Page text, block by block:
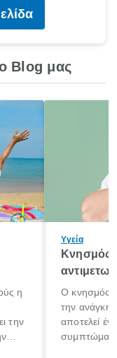
Blog μας
η
την
Υγεία
Κνησμός:
Ο κνησμός
την ανάγκη
αποτελεί